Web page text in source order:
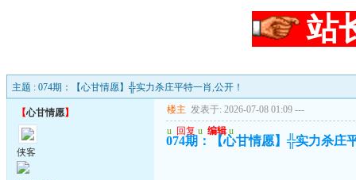
站
主题 : 074期：【心甘情愿】╬实力杀庄平特一肖,公开！
【心甘情愿】
侠客
楼主 发表于: 2026-07-08 01:09 ---
u 回复 u 编辑 u
074期：【心甘情愿】╬实力杀庄